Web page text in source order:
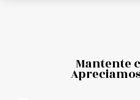
Mantente